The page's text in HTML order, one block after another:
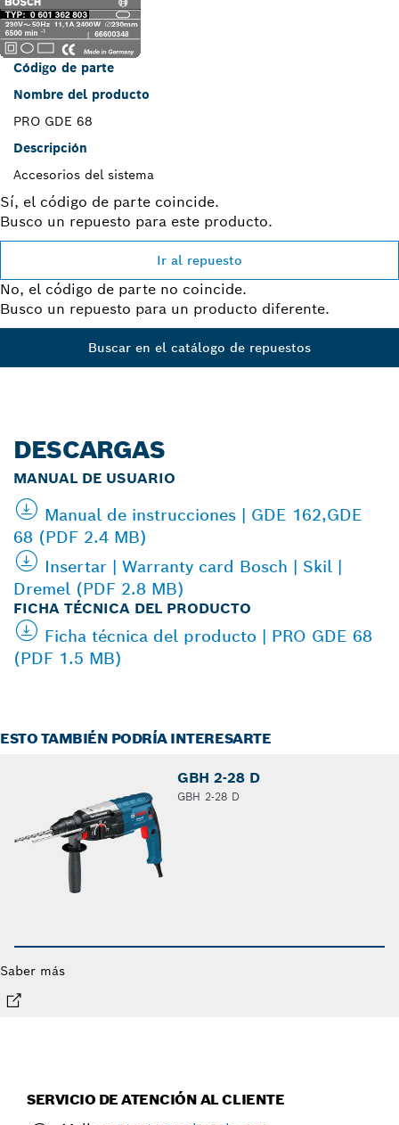
Código de parte
Nombre del producto
PRO GDE 68
Descripción
Accesorios del sistema
Sí, el código de parte coincide.
Busco un repuesto para este producto.
Ir al repuesto
No, el código de parte no coincide.
Busco un repuesto para un producto diferente.
Buscar en el catálogo de repuestos
DESCARGAS
MANUAL DE USUARIO
Manual de instrucciones | GDE 162,GDE
68 (PDF 2.4 MB)
Insertar | Warranty card Bosch | Skil |
Dremel (PDF 2.8 MB)
FICHA TÉCNICA DEL PRODUCTO
Ficha técnica del producto | PRO GDE 68
(PDF 1.5 MB)
ESTO TAMBIÉN PODRÍA INTERESARTE
GBH 2-28 D
GBH 2-28 D
Saber más
SERVICIO DE ATENCIÓN AL CLIENTE